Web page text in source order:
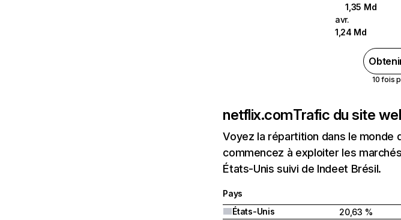
1,35 Md
avr.
1,24 Md
10 fois
netflix.comTrafic du site
Voyez la répartition dans le
commencez à exploiter les
États-Unis suivi de Indeet Brésil.
Pays
États-Unis
20,63 %